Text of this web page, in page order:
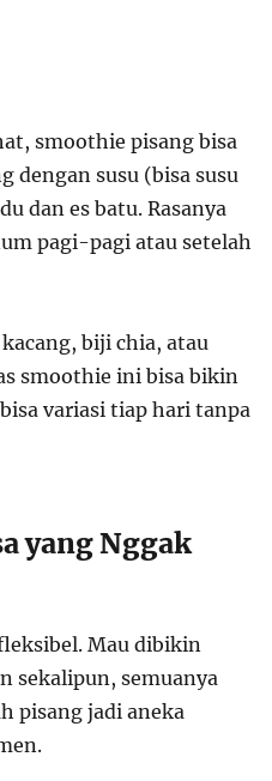
smoothie pisang bisa
dengan susu (bisa susu
dan es batu. Rasanya
pagi-pagi atau setelah
biji chia, atau
smoothie ini bisa bikin
variasi tiap hari tanpa
yang Nggak
Mau dibikin
sekalipun, semuanya
pisang jadi aneka